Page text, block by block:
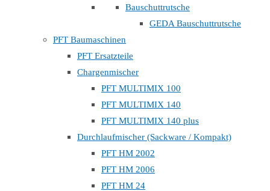
Bauschuttrutsche
GEDA Bauschuttrutsche
PFT Baumaschinen
PFT Ersatzteile
Chargenmischer
PFT MULTIMIX 100
PFT MULTIMIX 140
PFT MULTIMIX 140 plus
Durchlaufmischer (Sackware / Kompakt)
PFT HM 2002
PFT HM 2006
PFT HM 24